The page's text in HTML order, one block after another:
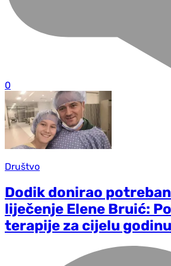
0
Društvo
Dodik donirao
liječenje Elene Bruić:
terapije za cijelu godinu